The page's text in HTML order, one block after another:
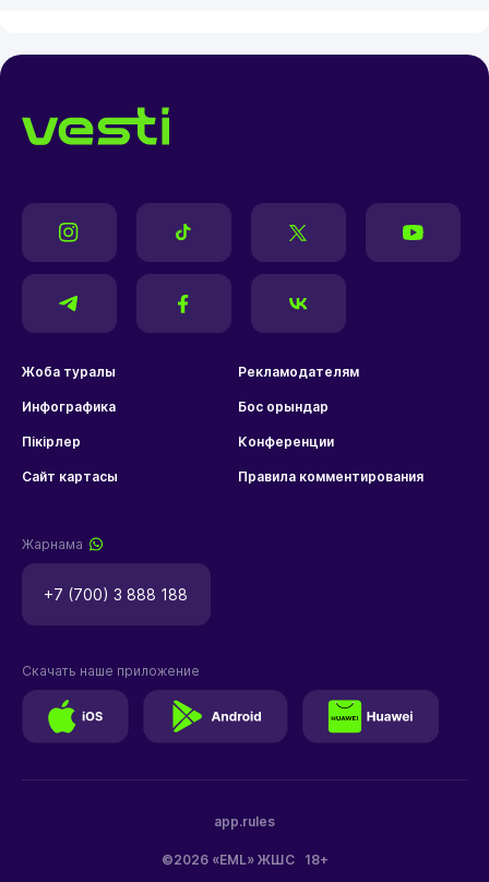
Жоба туралы Рекламодателям
Инфографика Бос орындар
Пікірлер Конференции
Сайт картасы Правила комментирования
Жарнама
+7 (700) 3 888 188
©2026 «EML» ЖШС 18+
app.rules
Скачать наше приложение